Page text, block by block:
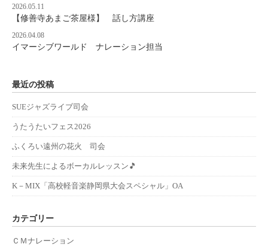
2026.05.11
【修善寺あまご茶屋様】 話し方講座
2026.04.08
イマーシブワールド ナレーション担当
最近の投稿
SUEジャズライブ司会
うたうたいフェス2026
ふくろい遠州の花火 司会
未来先生によるボーカルレッスン🎵
K－MIX「高校軽音楽静岡県大会スペシャル」OA
カテゴリー
ＣＭナレーション